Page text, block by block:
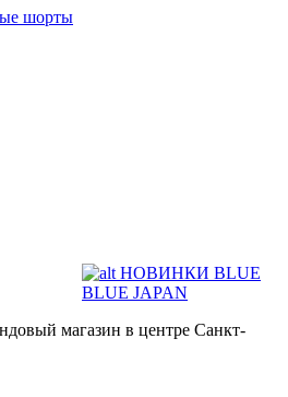
шорты
НОВИНКИ BLUE
BLUE JAPAN
магазин в центре Санкт-